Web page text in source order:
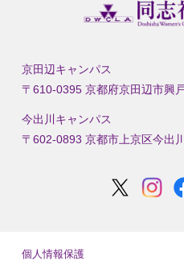
京田辺キャンパス
〒610-0395 京都府京田辺市興
今出川キャンパス
〒602-0893 京都市上京区今出
個人情報保護